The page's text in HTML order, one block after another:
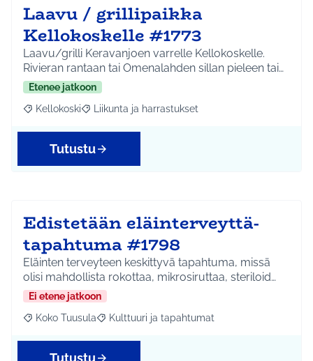
Laavu / grillipaikka
Kellokoskelle #1773
Laavu/grilli Keravanjoen varrelle Kellokoskelle.
Rivieran rantaan tai Omenalahden sillan pieleen tai…
Etenee jatkoon
Rajaa tulokset aihepiirin mukaan: Kellokoski
Kellokoski Rajaa tulokset teeman mukaan: Liikunta ja
Liikunta ja harrastukset
Tutustu
Edistetään eläinterveyttä-
tapahtuma #1798
Eläinten terveyteen keskittyvä tapahtuma, missä
olisi mahdollista rokottaa, mikrosiruttaa, steriloid…
Ei etene jatkoon
Rajaa tulokset aihepiirin mukaan: Koko Tuusula
Koko Tuusula Rajaa tulokset teeman mukaan: Kulttuuri ja
Kulttuuri ja tapahtumat
Tutustu